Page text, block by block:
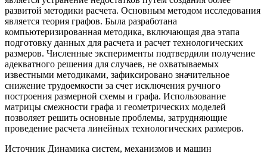
развитой методики расчета. Основным методом исследования
является теория графов. Была разработана
компьютеризированная методика, включающая два этапа
подготовку данных для расчета и расчет технологических
размеров. Численные эксперименты подтвердили получение
адекватного решения для случаев, не охватываемых
известными методиками, зафиксировано значительное
снижение трудоемкости за счет исключения ручного
построения размерной схемы и графа. Использование
матрицы смежности графа и геометрических моделей
позволяет решить основные проблемы, затрудняющие
проведение расчета линейных технологических размеров.
Источник Динамика систем, механизмов и машин